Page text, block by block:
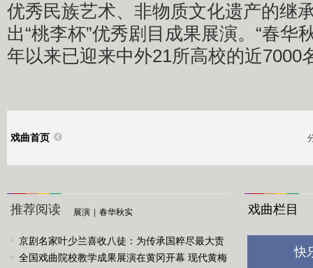
优秀民族艺术、非物质文化遗产的继
出“桃李杯”优秀剧目成果展演。“春华
年以来已迎来中外21所高校的近7000
戏曲首页
推荐阅读 展演 春华秋实
京剧名家叶少兰喜收八徒：为传承国粹尽最大责
任
全国戏曲院校教学成果展演在黄冈开幕 现代黄梅
戏曲栏目
快